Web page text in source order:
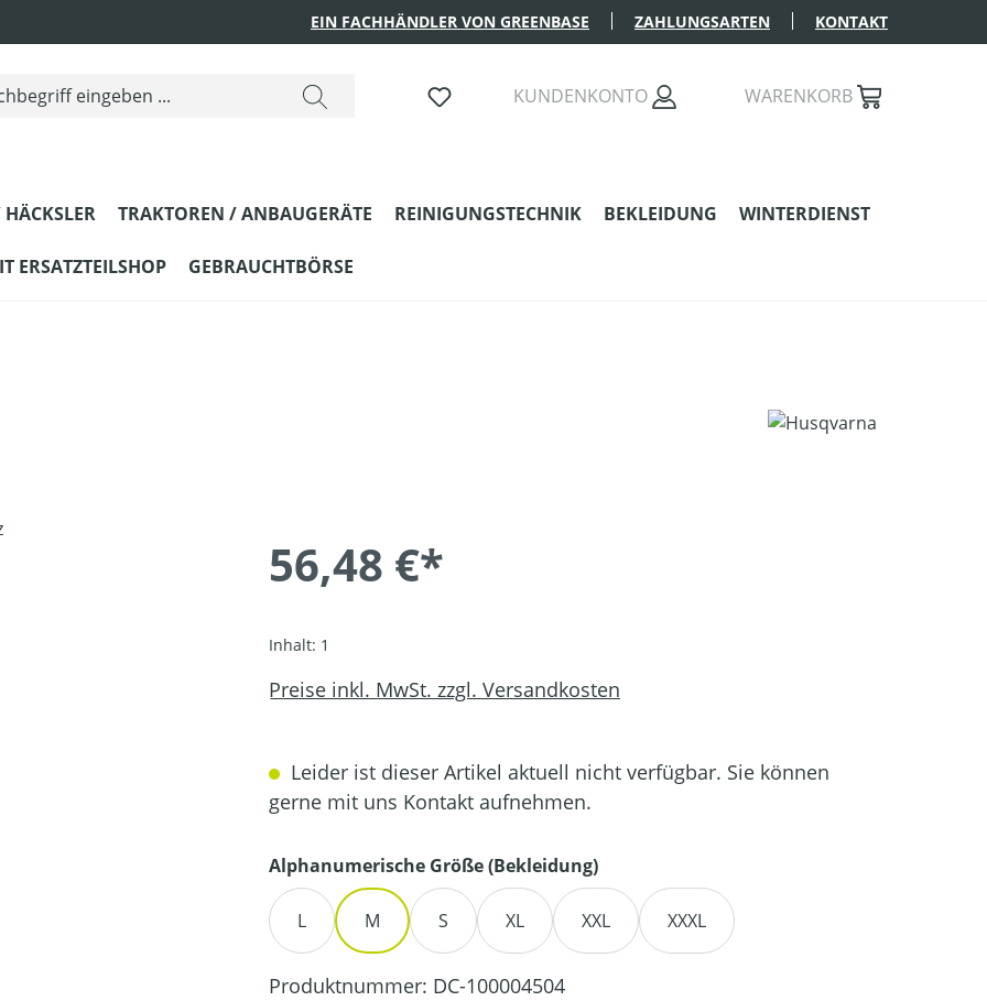
EIN FACHHÄNDLER VON GREENBASE ZAHLUNGSARTEN KONTAKT
KUNDENKONTO WARENKORB
TRAKTOREN / ANBAUGERÄTE REINIGUNGSTECHNIK BEKLEIDUNG WINTERDIENST
ERSATZTEILSHOP GEBRAUCHTBÖRSE
56,48 €*
Inhalt: 1
Preise inkl. MwSt. zzgl. Versandkosten
Leider ist dieser Artikel aktuell nicht verfügbar. Sie können
gerne mit uns Kontakt aufnehmen.
Alphanumerische Größe (Bekleidung)auswählen
L M S XL XXL XXXL
Produktnummer: DC-100004504